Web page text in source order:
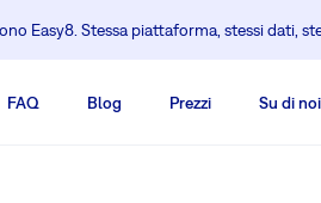
Easy8. Stessa piattaforma, stessi dati,
FAQ Blog Prezzi Su di noi